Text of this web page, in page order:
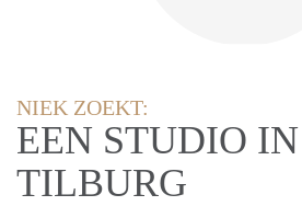
NIEK ZOEKT:
EEN STUDIO IN
TILBURG